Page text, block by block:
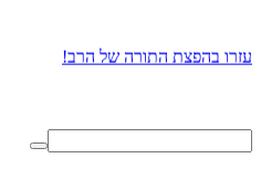
עזרו בהפצת התורה של הרב!